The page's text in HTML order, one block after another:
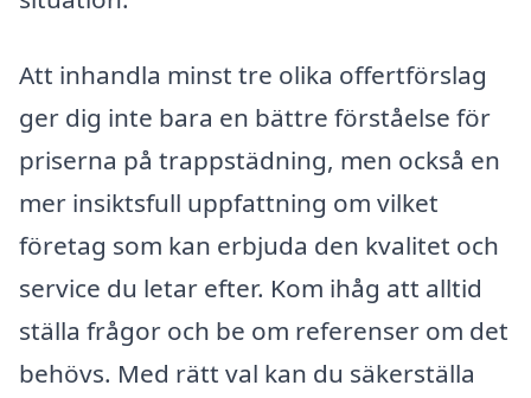
Att inhandla minst tre olika offertförslag
ger dig inte bara en bättre förståelse för
priserna på trappstädning, men också en
mer insiktsfull uppfattning om vilket
företag som kan erbjuda den kvalitet och
service du letar efter. Kom ihåg att alltid
ställa frågor och be om referenser om det
behövs. Med rätt val kan du säkerställa